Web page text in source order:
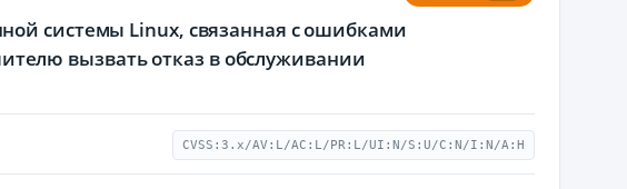
системы Linux, связанная с ошибками
вызвать отказ в обслуживании
CVSS:3.x/AV:L/AC:L/PR:L/UI:N/S:U/C:N/I:N/A:H